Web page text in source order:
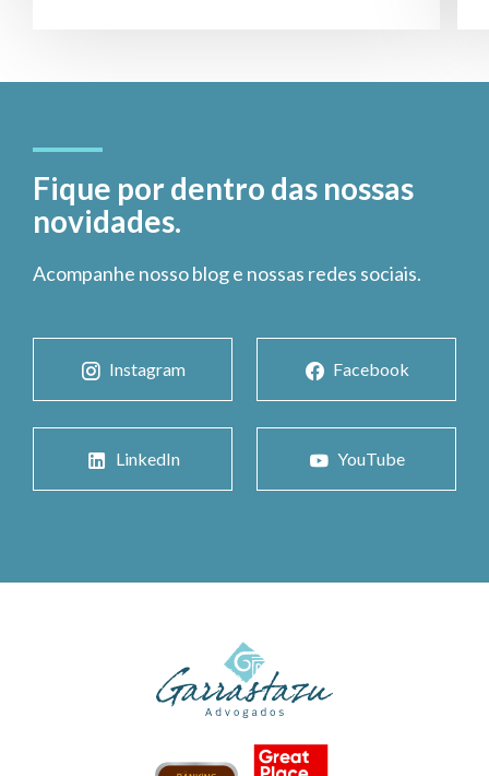
Fique por dentro das nossas
novidades.
Acompanhe nosso blog e nossas redes sociais.
Instagram Facebook
LinkedIn YouTube